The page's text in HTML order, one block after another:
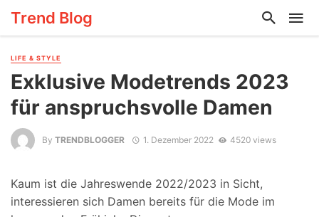
Trend Blog
LIFE & STYLE
Exklusive Modetrends 2023
für anspruchsvolle Damen
By TRENDBLOGGER 1. Dezember 2022 4520 views
Kaum ist die Jahreswende 2022/2023 in Sicht,
interessieren sich Damen bereits für die Mode im